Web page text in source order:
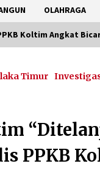
OLAHRAGA
Koltim Angkat
Timur
PPKB